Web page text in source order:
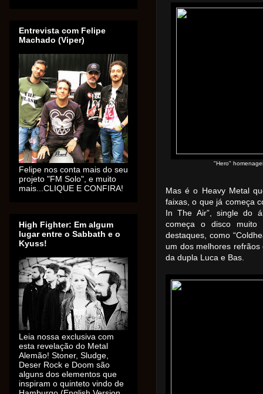
"Hero"
Mas é o Heavy Metal
faixas, o que já começa
In The Air”, single do
começa o disco muito
destaques, como
um dos melhores
da dupla Luca e Bas.
Entrevista com Felipe
Machado (Viper)
Felipe nos conta mais do seu
projeto "FM Solo", e muito
mais...CLIQUE E CONFIRA!
High Fighter: Em algum
lugar entre o Sabbath e o
Kyuss!
Leia nossa exclusiva com
esta revelação do Metal
Alemão! Stoner, Sludge,
Deser Rock e Doom são
alguns dos elementos que
inspiram o quinteto vindo de